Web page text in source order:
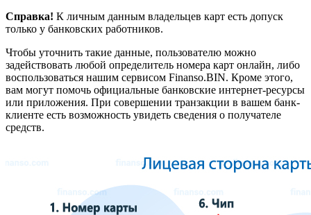
Справка! К личным данным владельцев карт есть допуск
только у банковских работников.
Чтобы уточнить такие данные, пользователю можно
задействовать любой определитель номера карт онлайн, либо
воспользоваться нашим сервисом Finanso.BIN. Кроме этого,
вам могут помочь официальные банковские интернет-ресурсы
или приложения. При совершении транзакции в вашем банк-
клиенте есть возможность увидеть сведения о получателе
средств.